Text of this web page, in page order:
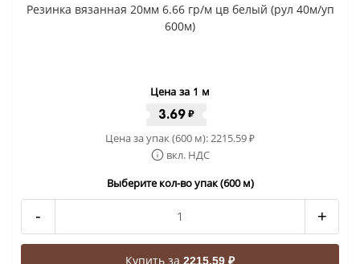
Резинка вязанная 20мм 6.66 гр/м цв белый (рул 40м/уп
600м)
Цена за 1 м
3.69 ₽
Цена за упак (600 м): 2215.59₽
вкл. НДС
Выберите кол-во упак (600 м)
- +
Купить за 2215.59 ₽